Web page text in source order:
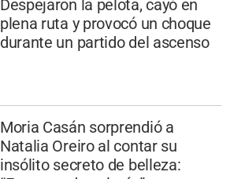
Despejaron la pelota, cayó en
plena ruta y provocó un choque
durante un partido del ascenso
Moria Casán sorprendió a
Natalia Oreiro al contar su
insólito secreto de belleza: